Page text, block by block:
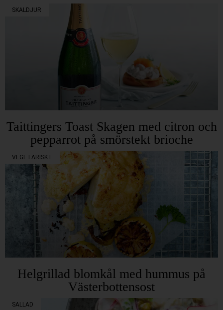
SKALDJUR
Taittingers Toast Skagen med citron och
pepparrot på smörstekt brioche
VEGETARISKT
Helgrillad blomkål med hummus på
Västerbottensost
SALLAD